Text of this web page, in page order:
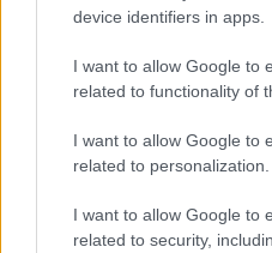
device identifiers in apps.
I want to allow Google to
related to functionality of
I want to allow Google to
related to personalization.
I want to allow Google to
related to security,